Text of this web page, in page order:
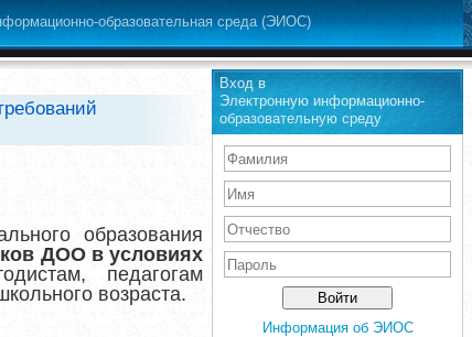
образовательная среда (ЭИОС)
образования
ДОО в условиях
педагогам
возраста.
Вход в
Электронную информационно-
образовательную среду
Информация об ЭИОС